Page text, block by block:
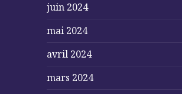
juin 2024
mai 2024
avril 2024
mars 2024